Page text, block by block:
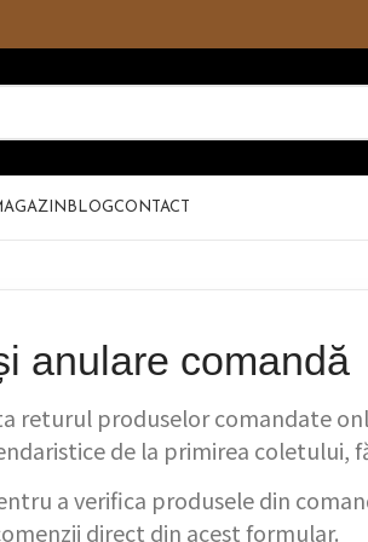
BLOGCONTACT
anulare comandă
returul produselor comandate
de la primirea coletului,
a verifica produsele din
direct din acest formular.